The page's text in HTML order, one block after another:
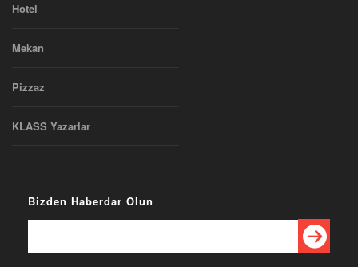
Hotel
Mekan
Pizzaz
KLASS Yazarlar
Bizden Haberdar Olun